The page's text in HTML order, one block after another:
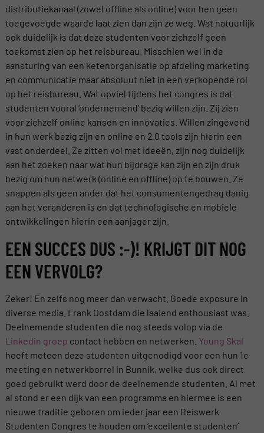
distributiekanaal (zowel offline als online) voor hen geen
toegevoegde waarde laat zien dan zijn ze weg. Wat natuurlijk
ook duidelijk is dat deze studenten voor zichzelf geen
toekomst zien op het reisbureau. Misschien wel in de
aansturing van een ketenorganisatie op afdeling marketing
en communicatie maar absoluut niet in een verkopende rol
op het reisbureau. Wat opviel tijdens het congres is dat
studenten vooral ‘ondernemend’ bezig willen zijn. Zij zien
voor zichzelf online kansen en innovaties. Willen zingevend
in hun werk bezig zijn en online en 2.0 tools zijn hierin een
vast onderdeel. Ze zitten vol met ideeën, zijn nog duidelijk
aan het zoeken naar wat hun bijdrage kan zijn en zijn druk
bezig om hun netwerk (online en offline) op te bouwen. Ze
snappen als geen ander dat het consumentengedrag danig
aan het veranderen is en dat technologische en mobiele
ontwikkelingen hierin een aanjager zijn.
EEN SUCCES DUS :-)! KRIJGT DIT NOG
EEN VERVOLG?
Zeker! En zelfs nog meer dan verwacht. Goede exposure in
diverse media. Frank Oostdam die laaiend enthousiast was.
Deelnemende studenten die nog steeds volop via de
Linkedin groep contact hebben en netwerken. Young Skal
heeft meteen deze studenten uitgenodigd voor een hun 1e
meeting en netwerkborrel in Bunnik, welke dus ook direct
goed gebruikt werd door de deelnemende studenten. Al met
al stond er een dijk van een programma en hiermee is een
nieuwe traditie geboren om ieder jaar een Reiswerk
Studenten Congres te houden om ‘excellente studenten’